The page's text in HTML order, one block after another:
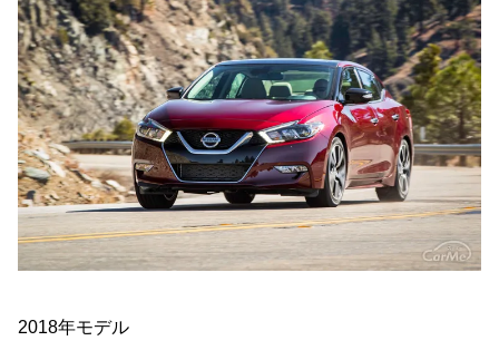
2018年モデル